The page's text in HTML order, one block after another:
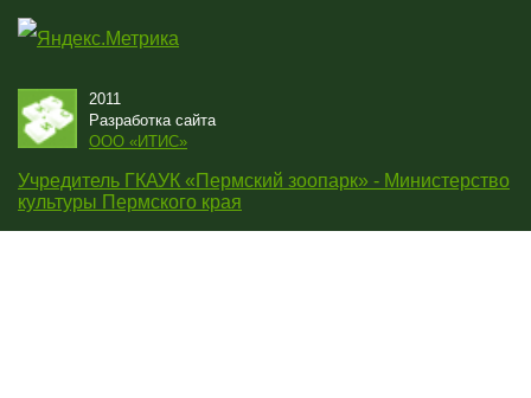
2011
Разработка сайта
OOO «ИТИС»
Учредитель ГКАУК «Пермский зоопарк» - Министерство
культуры Пермского края